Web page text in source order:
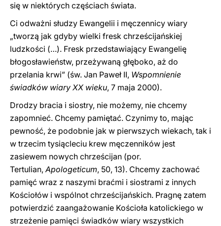
się w niektórych częściach świata.
Ci odważni słudzy Ewangelii i męczennicy wiary
„tworzą jak gdyby wielki fresk chrześcijańskiej
ludzkości (…). Fresk przedstawiający Ewangelię
błogosławieństw, przeżywaną głęboko, aż do
przelania krwi” (św. Jan Paweł II, Wspomnienie
świadków wiary XX wieku, 7 maja 2000).
Drodzy bracia i siostry, nie możemy, nie chcemy
zapomnieć. Chcemy pamiętać. Czynimy to, mając
pewność, że podobnie jak w pierwszych wiekach, tak i
w trzecim tysiącleciu krew męczenników jest
zasiewem nowych chrześcijan (por.
Tertulian, Apologeticum, 50, 13). Chcemy zachować
pamięć wraz z naszymi braćmi i siostrami z innych
Kościołów i wspólnot chrześcijańskich. Pragnę zatem
potwierdzić zaangażowanie Kościoła katolickiego w
strzeżenie pamięci świadków wiary wszystkich